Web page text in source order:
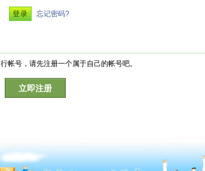
忘记密码?
帐号，请先注册一个属于自己的帐号吧。
立即注册